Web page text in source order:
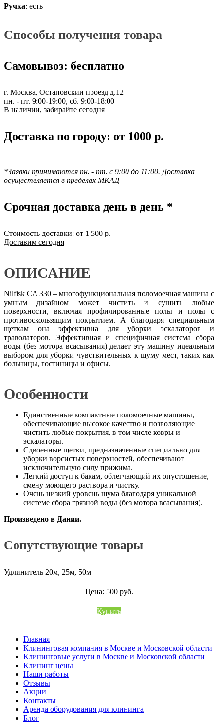
Ручка: есть
Способы получения товара
Самовывоз: бесплатно
г. Москва, Остаповский проезд д.12
пн. - пт. 9:00-19:00, сб. 9:00-18:00
В наличии, забирайте сегодня
Доставка по городу: от 1000 р.
*Заявки принимаются пн. - пт. с 9:00 до 11:00. Доставка
осуществляется в пределах МКАД
Срочная доставка день в день *
Стоимость доставки: от 1 500 р.
Доставим сегодня
ОПИСАНИЕ
Nilfisk CA 330 – многофункциональная поломоечная машина с
умным дизайном может чистить и сушить любые
поверхности, включая профилированные полы и полы с
противоскользящим покрытием. А благодаря специальным
щеткам она эффективна для уборки эскалаторов и
траволаторов. Эффективная и специфичная система сбора
воды (без мотора всасывания) делает эту машину идеальным
выбором для уборки чувствительных к шуму мест, таких как
больницы, гостиницы и офисы.
Особенности
Единственные компактные поломоечные машины,
обеспечивающие высокое качество и позволяющие
чистить любые покрытия, в том числе ковры и
эскалаторы.
Сдвоенные щетки, предназначенные специально для
уборки ворсистых поверхностей, обеспечивают
исключительную силу прижима.
Легкий доступ к бакам, облегчающий их опустошение,
смену моющего раствора и чистку.
Очень низкий уровень шума благодаря уникальной
системе сбора грязной воды (без мотора всасывания).
Произведено в Дании.
Сопутствующие товары
Удлинитель 20м, 25м, 50м
Цена: 500 руб.
Купить
Главная
Клининговая компания в Москве и Московской области
Клининговые услуги в Москве и Московской области
Клининг цены
Наши работы
Отзывы
Акции
Контакты
Аренда оборудования для клининга
Блог